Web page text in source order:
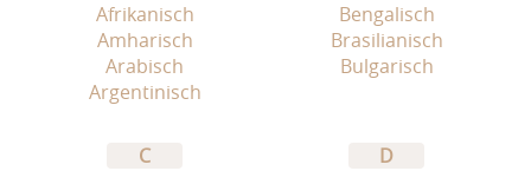
Afrikanisch
Amharisch
Arabisch
Argentinisch
Bengalisch
Brasilianisch
Bulgarisch
C
D